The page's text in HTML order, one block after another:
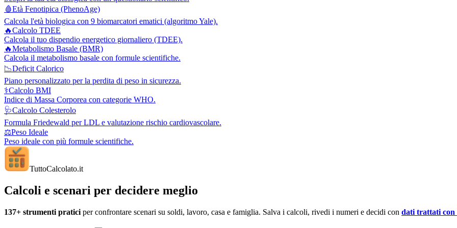
🩸Età Fenotipica (PhenoAge)
Calcola l'età biologica con 9 biomarcatori ematici (algoritmo Yale).
🔥Calcolo TDEE
Calcola il tuo dispendio energetico giornaliero (TDEE).
🔥Metabolismo Basale (BMR)
Calcola il metabolismo basale con formule scientifiche.
📉Deficit Calorico
Piano personalizzato per la perdita di peso in sicurezza.
⚕️Calcolo BMI
Indice di Massa Corporea con categorie WHO.
🩺Calcolo Colesterolo
Formula Friedewald per LDL e valutazione rischio cardiovascolare.
⚖️Peso Ideale
Peso ideale con più formule scientifiche.
TuttoCalcolato.it
Calcoli e scenari per decidere meglio
137+ strumenti pratici per confrontare scenari su soldi, lavoro, casa e famiglia. Salva i calcoli, rivedi i numeri e decidi con dati trattati con